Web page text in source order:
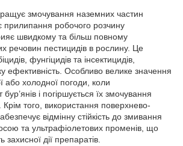
змочування наземних частин
прилипання робочого розчину
швидкому та більш повному
речовин пестицидів в рослину. Це
фунгіцидів та інсектицидів,
ефективність. Особливо велике значення
або холодної погоди, коли
бур’янів і погіршується їх змочування
того, використання поверхнево-
відмінну стійкість до змивання
та ультрафіолетових променів, що
захисної дії препаратів.